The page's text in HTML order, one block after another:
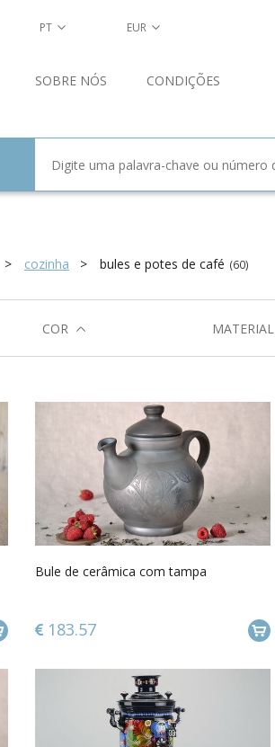
cozinha bules e potes de café (60)
COR MATERIAL
Bule de cerâmica com tampa
183.57
PT EUR
SOBRE NÓS CONDIÇÕES